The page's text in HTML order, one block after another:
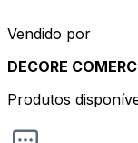
Vendido por
DECORE
Produtos